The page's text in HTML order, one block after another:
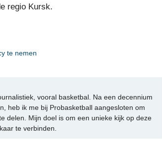
regio Kursk.
te nemen
vooral basketbal. Na een decennium
heb ik me bij Probasketball aangesloten om
delen. Mijn doel is om een unieke kijk op deze
te verbinden.